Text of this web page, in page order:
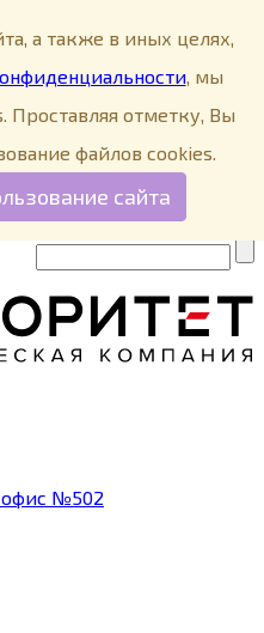
офис №502
а также в иных целях,
, мы
Проставляя отметку, Вы
файлов cookies.
сайта